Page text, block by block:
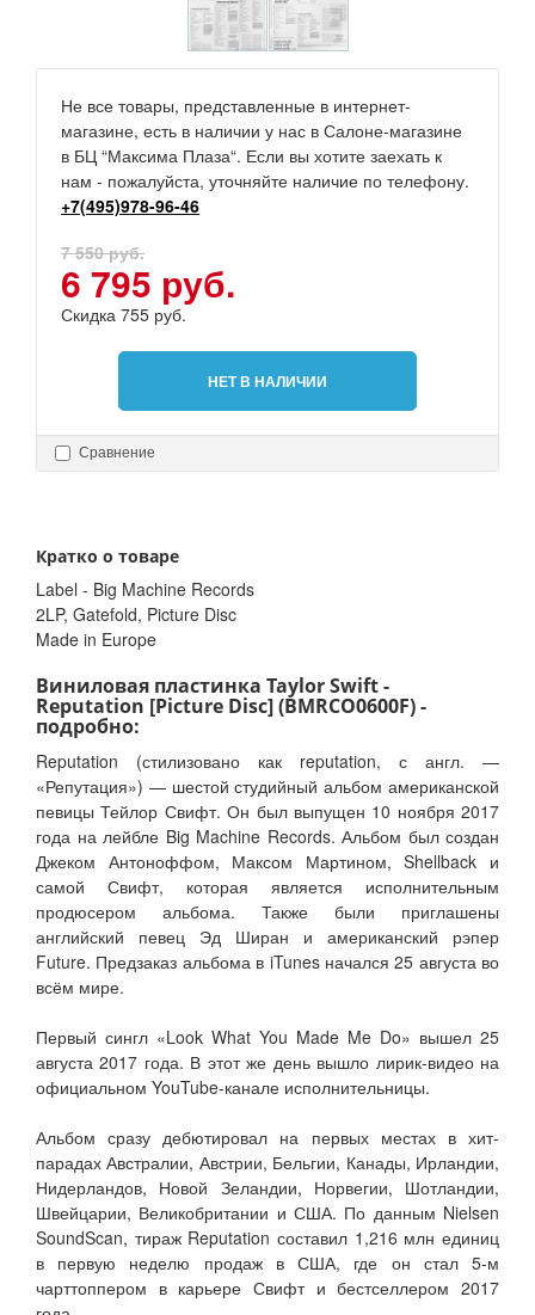
Не все товары, представленные в интернет-
магазине, есть в наличии у нас в Салоне-магазине
в БЦ “Максима Плаза“. Если вы хотите заехать к
нам - пожалуйста, уточняйте наличие по телефону.
+7(495)978-96-46
7 550 руб.
6 795 руб.
Скидка 755 руб.
НЕТ В НАЛИЧИИ
Сравнение
Кратко о товаре
Label - Big Machine Records
2LP, Gatefold, Picture Disc
Made in Europe
Виниловая пластинка Taylor Swift -
Reputation [Picture Disc] (BMRCO0600F) -
подробно:
Reputation (стилизовано как reputation, с англ. —
«Репутация») — шестой студийный альбом американской
певицы Тейлор Свифт. Он был выпущен 10 ноября 2017
года на лейбле Big Machine Records. Альбом был создан
Джеком Антоноффом, Максом Мартином, Shellback и
самой Свифт, которая является исполнительным
продюсером альбома. Также были приглашены
английский певец Эд Ширан и американский рэпер
Future. Предзаказ альбома в iTunes начался 25 августа во
всём мире.
Первый сингл «Look What You Made Me Do» вышел 25
августа 2017 года. В этот же день вышло лирик-видео на
официальном YouTube-канале исполнительницы.
Альбом сразу дебютировал на первых местах в хит-
парадах Австралии, Австрии, Бельгии, Канады, Ирландии,
Нидерландов, Новой Зеландии, Норвегии, Шотландии,
Швейцарии, Великобритании и США. По данным Nielsen
SoundScan, тираж Reputation составил 1,216 млн единиц
в первую неделю продаж в США, где он стал 5-м
чарттоппером в карьере Свифт и бестселлером 2017